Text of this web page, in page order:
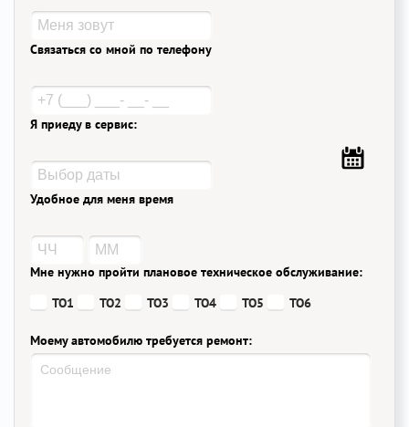
Связаться со мной по телефону
Я приеду в сервис:
Удобное для меня время
Мне нужно пройти плановое техническое обслуживание:
ТО1
ТО2 ТО3 ТО4 ТО5 ТО6
Моему автомобилю требуется ремонт: